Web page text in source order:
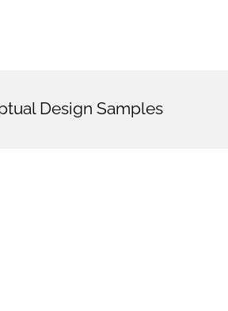
Design Samples